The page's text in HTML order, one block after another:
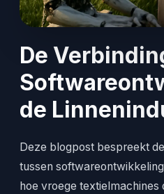
De
de
Deze blogpost bespreekt
tussen
hoe vroege